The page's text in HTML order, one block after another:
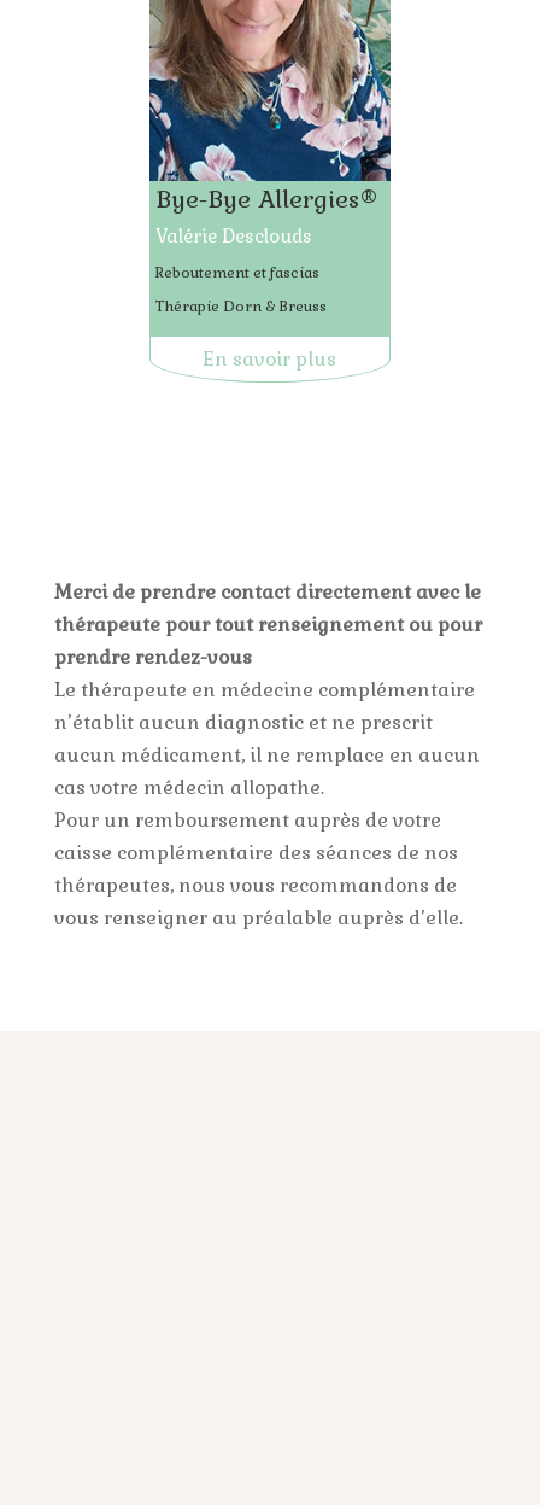
Bye-Bye Allergies®
Valérie Desclouds
Reboutement et fascias
Thérapie Dorn & Breuss
En savoir plus
Merci de prendre contact directement avec le
thérapeute pour tout renseignement ou pour
prendre rendez-vous
Le thérapeute en médecine complémentaire
n’établit aucun diagnostic et ne prescrit
aucun médicament, il ne remplace en aucun
cas votre médecin allopathe.
Pour un remboursement auprès de votre
caisse complémentaire des séances de nos
thérapeutes, nous vous recommandons de
vous renseigner au préalable auprès d’elle.